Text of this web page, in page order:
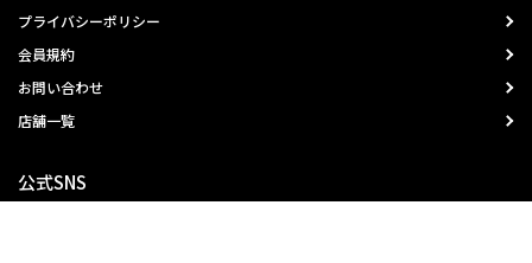
プライバシーポリシー
会員規約
お問い合わせ
店舗一覧
公式SNS